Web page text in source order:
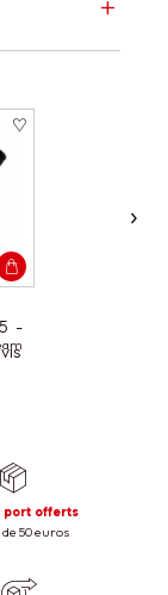
5 -
port offerts
50 euros